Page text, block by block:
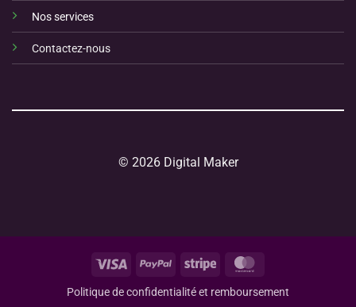
Nos services
Contactez-nous
© 2026 Digital Maker
Visa PayPal Stripe
Politique de confidentialité et remboursement